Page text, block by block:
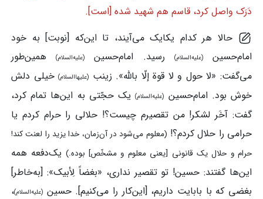
دَرَک واصل کرد، قاسم هم شهید شده [است].
حالا هر کدام یکایک می‌آیند، تا این‌که [نوبت] به خود
امام‌حسین(علیه‌السلام) رسید. امام‌حسین (علیه‌السلام)همین‌طور
می‌گفت: «لا حول و لا قوة إلّا بالله». زینب (علیهاالسلام)خیلی دلش
خوش بود. امام‌حسین (علیه‌السلام)یک حجّتی به این‌ها تمام کرد،
گفت: آخَر لشکر! من تقصیرم چیست؟! حلالی را حرام کردم یا
حرامی را حلال کردم؟! (معلوم می‌شود در آن‌زمان، خدا یزید را لعنت کند!
حرام و حلال یک قانونی [یعنی معلوم و مشخّص] بوده.) یک‌دفعه همه
این‌ها گفتند: حسین! تو تقصیر نداری، «بغضاً لِأبیک»: [به‌خاطر]
بغضی که با بابایت داریم، [این‌کار را می‌کنیم]. حسین (علیه‌السلام)،